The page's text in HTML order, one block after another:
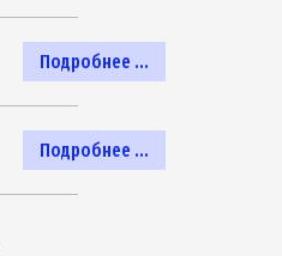
Подробнее ...
Подробнее ...